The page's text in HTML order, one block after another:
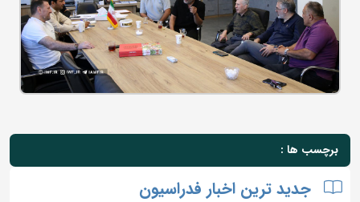
برچسب ها :
جدید ترین اخبار فدراسیون